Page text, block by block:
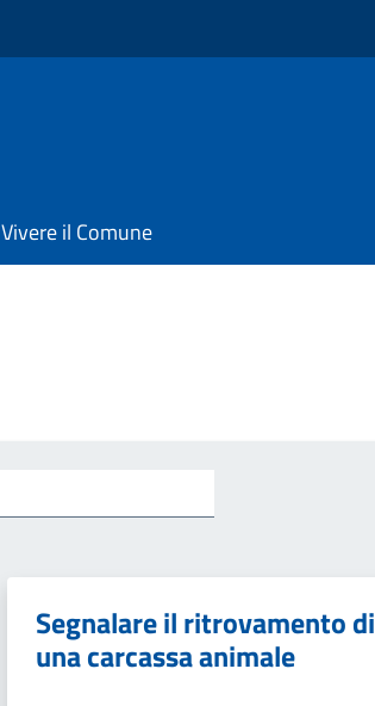
Vivere il Comune
Segnalare il ritrovamento di
una carcassa animale